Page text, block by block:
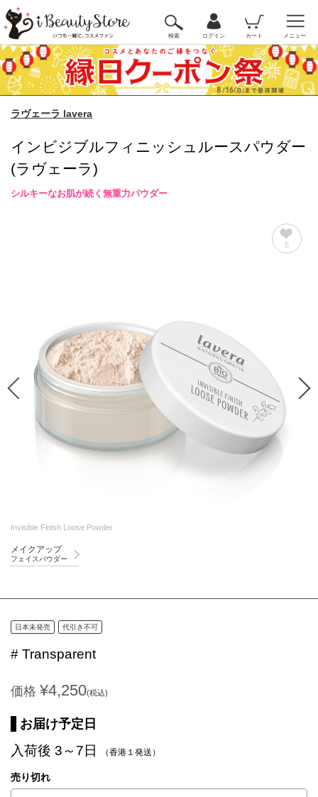
検索 ログイン カート メニュー
ラヴェーラ lavera
インビジブルフィニッシュルースパウダー
(ラヴェーラ)
シルキーなお肌が続く無重力パウダー
5
Invisible Finish Loose Powder
メイクアップ
フェイスパウダー
日本未発売 代引き不可
# Transparent
価格 ¥4,250(税込)
お届け予定日
入荷後 3～7日 （香港１発送）
売り切れ